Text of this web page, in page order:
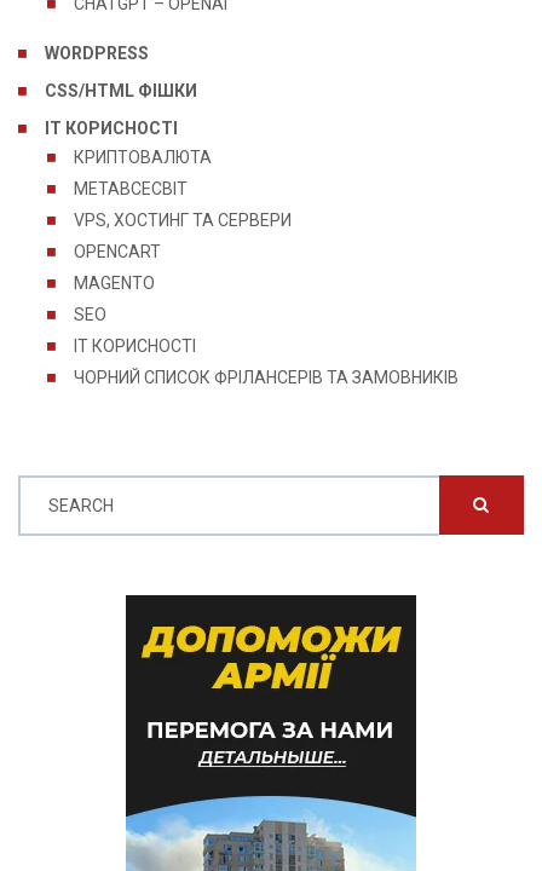
WORDPRESS
CSS/HTML ФІШКИ
IT КОРИСНОСТІ
КРИПТОВАЛЮТА
МЕТАВСЕСВІТ
VPS, ХОСТИНГ ТА СЕРВЕРИ
OPENCART
MAGENTO
SEO
IT КОРИСНОСТІ
ЧОРНИЙ СПИСОК ФРІЛАНСЕРІВ ТА ЗАМОВНИКІВ
SEARCH